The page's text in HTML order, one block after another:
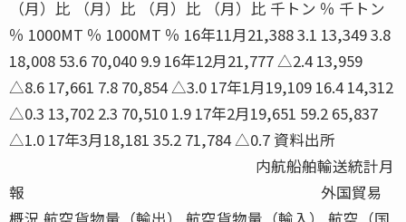
（月）比 （月）比 （月）比 （月）比 千トン ％ 千トン
％ 1000MT ％ 1000MT ％ 16年11月21,388 3.1 13,349 3.8
18,008 53.6 70,040 9.9 16年12月21,777 △2.4 13,959
△8.6 17,661 7.8 70,854 △3.0 17年1月19,109 16.4 14,312
△0.3 13,702 2.3 70,510 1.9 17年2月19,651 59.2 65,837
△1.0 17年3月18,181 35.2 71,784 △0.7 資料出所
内航船舶輸送統計月
報 外国貿易